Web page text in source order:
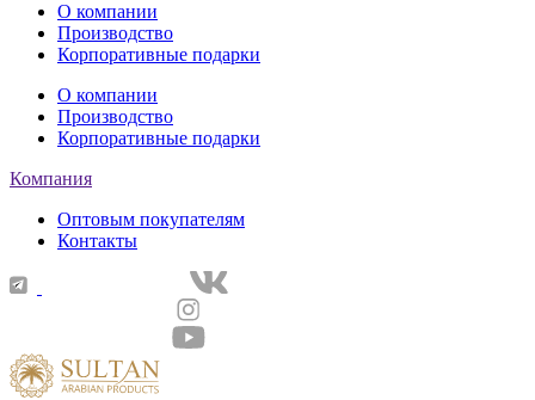
О компании
Производство
Корпоративные подарки
О компании
Производство
Корпоративные подарки
Компания
Оптовым покупателям
Контакты